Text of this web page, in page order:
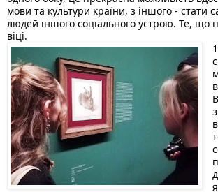
мови та культури країни, з іншого - стати
людей іншого соціального устрою. Те, що
віці.